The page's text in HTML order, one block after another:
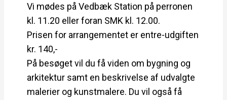
Vi mødes på Vedbæk Station på perronen
kl. 11.20 eller foran SMK kl. 12.00.
Prisen for arrangementet er entre-udgiften
kr. 140,-
På besøget vil du få viden om bygning og
arkitektur samt en beskrivelse af udvalgte
malerier og kunstmalere. Du vil også få